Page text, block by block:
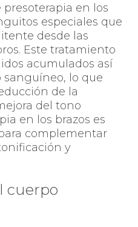
en los
especiales que
desde las
Este tratamiento
acumulados así
sanguíneo, lo que
de la
del tono
en los brazos es
complementar
y
cuerpo